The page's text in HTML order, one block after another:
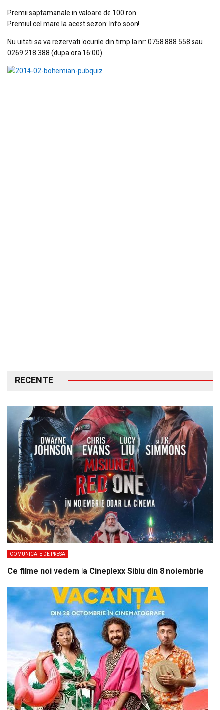
Premii saptamanale in valoare de 100 ron.
Premiul cel mare la acest sezon: Info soon!
Nu uitati sa va rezervati locurile din timp la nr: 0758 888 558 sau
0269 218 388 (dupa ora 16:00)
RECENTE
COMUNICATE DE PRESA
Ce filme noi vedem la Cineplexx Sibiu din 8 noiembrie